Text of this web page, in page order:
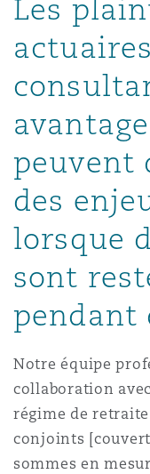
Francisco
(D. C.)
2 New
Les
peuvent
des
lorsque
sont
pendant
Notre équipe
collaboration
régime de
conjoints
sommes en